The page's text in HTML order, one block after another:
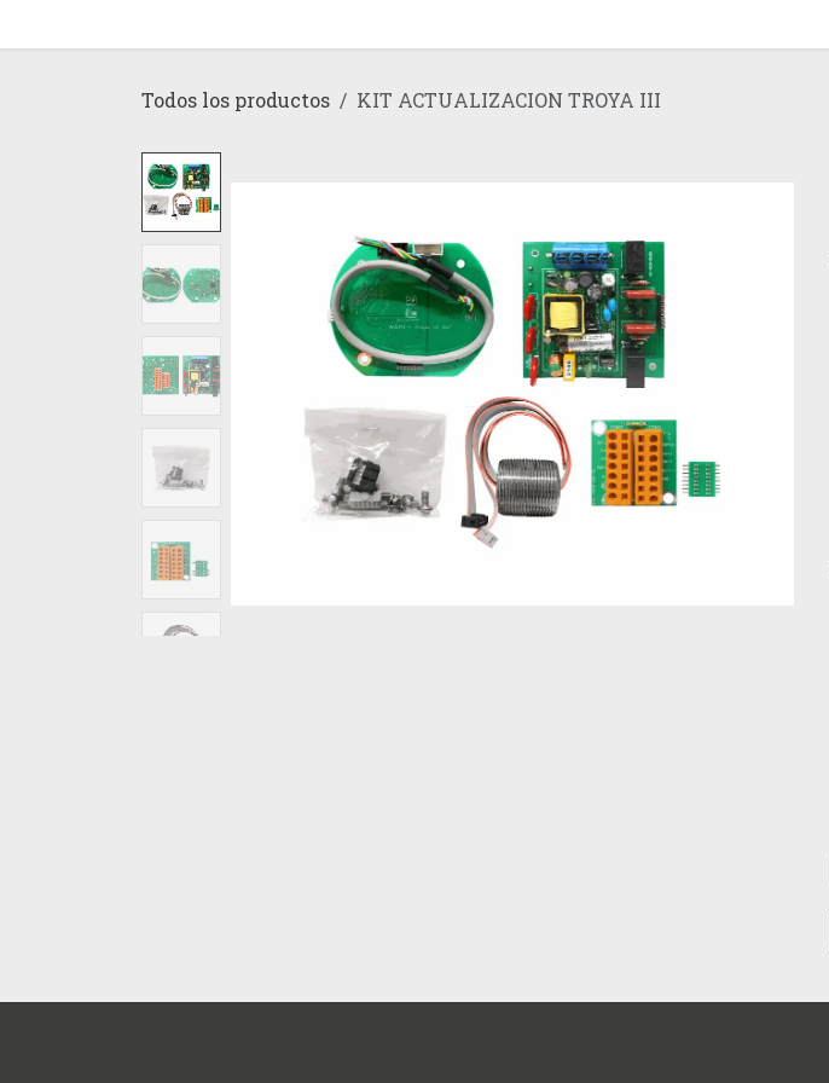
Todos los productos KIT ACTUALIZACION TROYA III